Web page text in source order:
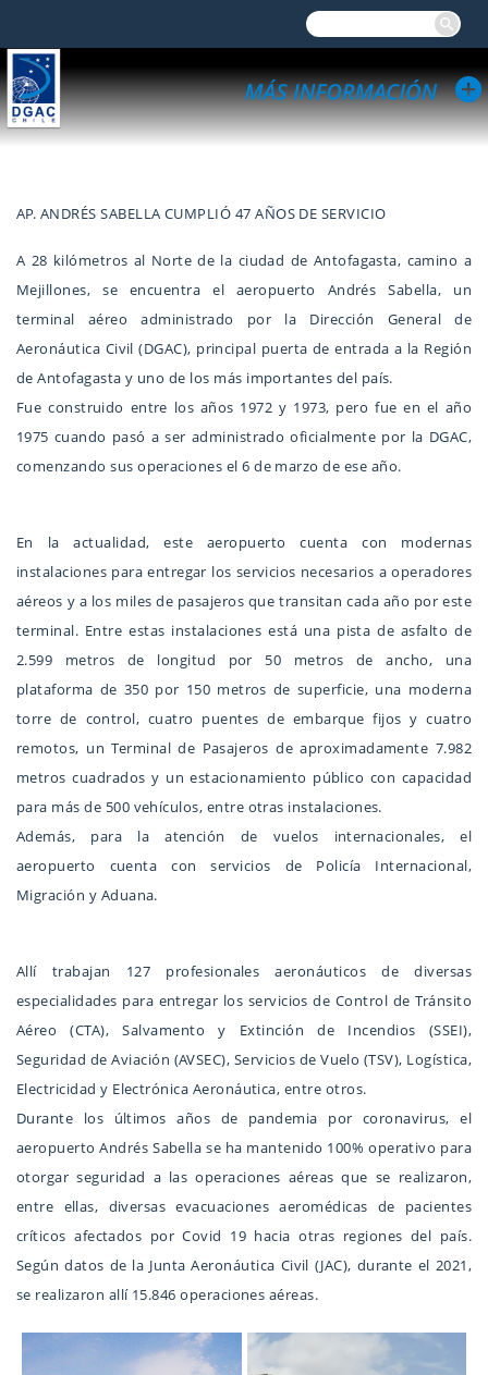
AP. ANDRÉS SABELLA CUMPLIÓ 47 AÑOS DE SERVICIO
A 28 kilómetros al Norte de la ciudad de Antofagasta, camino a
Mejillones, se encuentra el aeropuerto Andrés Sabella, un
terminal aéreo administrado por la Dirección General de
Aeronáutica Civil (DGAC), principal puerta de entrada a la Región
de Antofagasta y uno de los más importantes del país.
Fue construido entre los años 1972 y 1973, pero fue en el año
1975 cuando pasó a ser administrado oficialmente por la DGAC,
comenzando sus operaciones el 6 de marzo de ese año.
En la actualidad, este aeropuerto cuenta con modernas
instalaciones para entregar los servicios necesarios a operadores
aéreos y a los miles de pasajeros que transitan cada año por este
terminal. Entre estas instalaciones está una pista de asfalto de
2.599 metros de longitud por 50 metros de ancho, una
plataforma de 350 por 150 metros de superficie, una moderna
torre de control, cuatro puentes de embarque fijos y cuatro
remotos, un Terminal de Pasajeros de aproximadamente 7.982
metros cuadrados y un estacionamiento público con capacidad
para más de 500 vehículos, entre otras instalaciones.
Además, para la atención de vuelos internacionales, el
aeropuerto cuenta con servicios de Policía Internacional,
Migración y Aduana.
Allí trabajan 127 profesionales aeronáuticos de diversas
especialidades para entregar los servicios de Control de Tránsito
Aéreo (CTA), Salvamento y Extinción de Incendios (SSEI),
Seguridad de Aviación (AVSEC), Servicios de Vuelo (TSV), Logística,
Electricidad y Electrónica Aeronáutica, entre otros.
Durante los últimos años de pandemia por coronavirus, el
aeropuerto Andrés Sabella se ha mantenido 100% operativo para
otorgar seguridad a las operaciones aéreas que se realizaron,
entre ellas, diversas evacuaciones aeromédicas de pacientes
críticos afectados por Covid 19 hacia otras regiones del país.
Según datos de la Junta Aeronáutica Civil (JAC), durante el 2021,
se realizaron allí 15.846 operaciones aéreas.